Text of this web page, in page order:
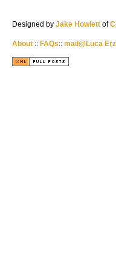
Designed by Jake Howlett of
About :: FAQs:: mail@Luca